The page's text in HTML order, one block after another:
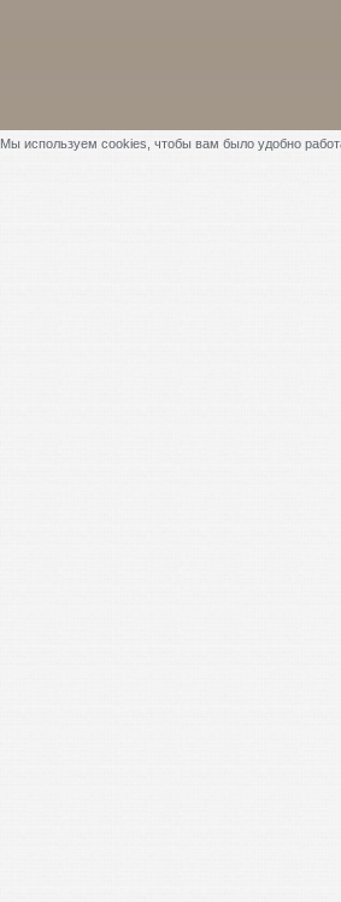
Мы используем cookies, чтобы вам было удобно